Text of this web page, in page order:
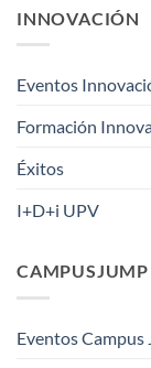
INNOVACIÓN
Eventos
Formación
Éxitos
I+D+i UPV
CAMPUSJUMP
Eventos Campus